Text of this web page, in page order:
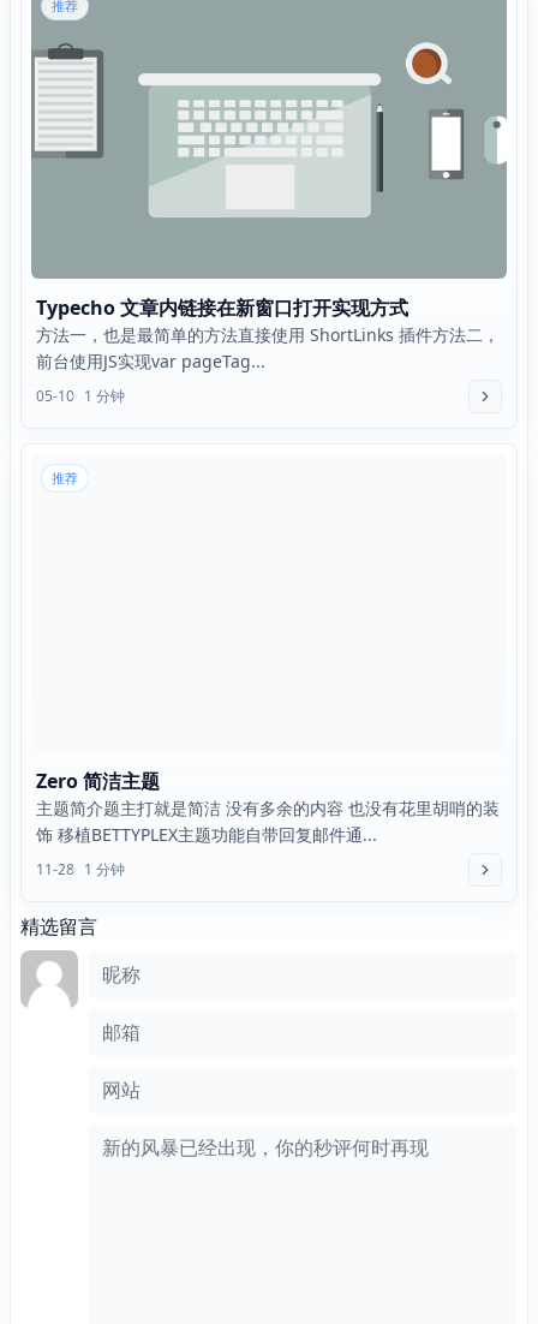
推荐
Typecho 文章内链接在新窗口打开实现方式
方法一，也是最简单的方法直接使用 ShortLinks 插件方法二，
前台使用JS实现var pageTag...
05-10 1 分钟
推荐
Zero 简洁主题
主题简介题主打就是简洁 没有多余的内容 也没有花里胡哨的装
饰 移植BETTYPLEX主题功能自带回复邮件通...
11-28 1 分钟
精选留言
昵称
邮箱
网站
评论框